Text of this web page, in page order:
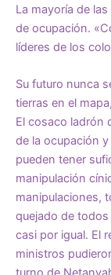
La mayoría de
de ocupación.
líderes de los
Su futuro nunca
tierras en el
El cosaco ladrón
de la ocupación
pueden tener
manipulación
manipulaciones,
quejado de
casi por igual. El
ministros